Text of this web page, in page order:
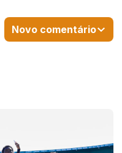
Novo comentário